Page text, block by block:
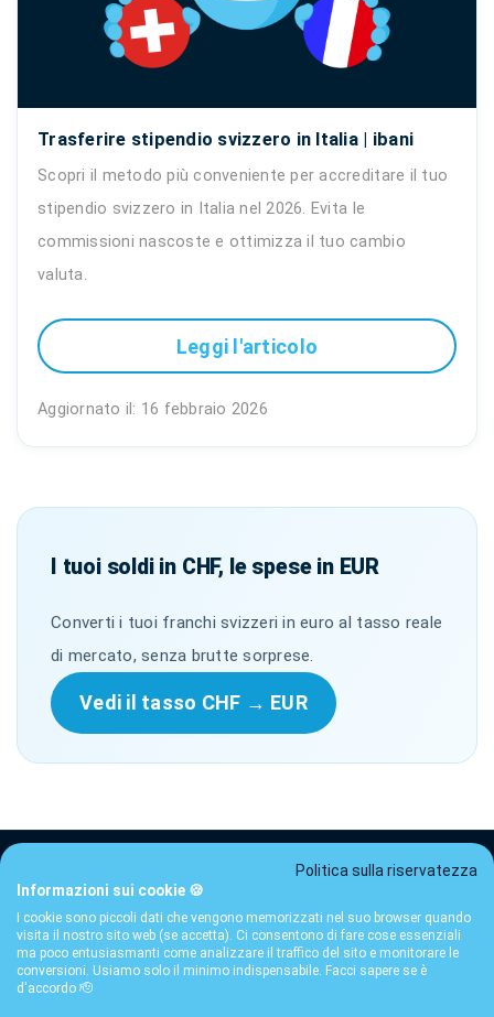
Trasferire stipendio svizzero in Italia | ibani
Scopri il metodo più conveniente per accreditare il tuo
stipendio svizzero in Italia nel 2026. Evita le
commissioni nascoste e ottimizza il tuo cambio
valuta.
Leggi l'articolo
Aggiornato il: 16 febbraio 2026
I tuoi soldi in CHF, le spese in EUR
Converti i tuoi franchi svizzeri in euro al tasso reale
di mercato, senza brutte sorprese.
Vedi il tasso CHF → EUR
Tariffe CGU Privacy FAQ Contatto
Guide
© 2026 ibani SA — Ginevra, Svizzera · Intermediario finanziario
affiliato SO-FIT ·llms.txt
Politica sulla riservatezza
Informazioni sui cookie 🍪
I cookie sono piccoli dati che vengono memorizzati nel suo browser quando
visita il nostro sito web (se accetta). Ci consentono di fare cose essenziali
ma poco entusiasmanti come analizzare il traffico del sito e monitorare le
conversioni. Usiamo solo il minimo indispensabile. Facci sapere se è
d'accordo 🫡